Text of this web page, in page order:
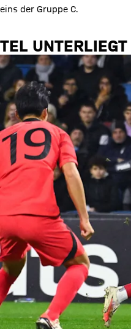
eins der Gruppe C.
TEL